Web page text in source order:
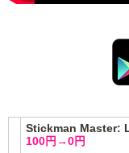
Stickman Master:
100円→0円